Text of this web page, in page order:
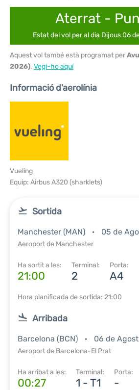
Aterrat -
Estat del vol per al dia Dijous 06
Aquest vol també està programat per
2026). Vegi-ho aquí
Informació d'aerolínia
Vueling
Equip: Airbus A320 (sharklets)
Sortida
Manchester (MAN) 05 de
Aeroport de Manchester
Ha sortit a les:
21:00
Terminal:
2
Porta:
A4
Hora planificada de sortida: 21:00
Arribada
Barcelona (BCN) 06 de
Aeroport de Barcelona-El Prat
Ha arribat a les:
00:27
Terminal:
1 - T1
Porta:
-